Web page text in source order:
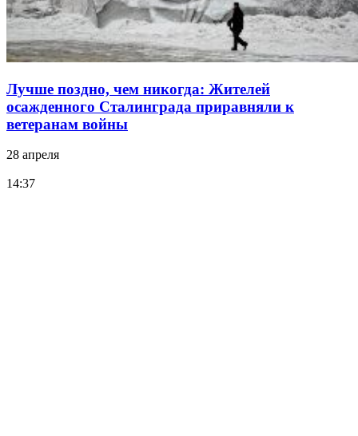
Лучше поздно, чем никогда: Жителей
осажденного Сталинграда приравняли к
ветеранам войны
28 апреля
14:37